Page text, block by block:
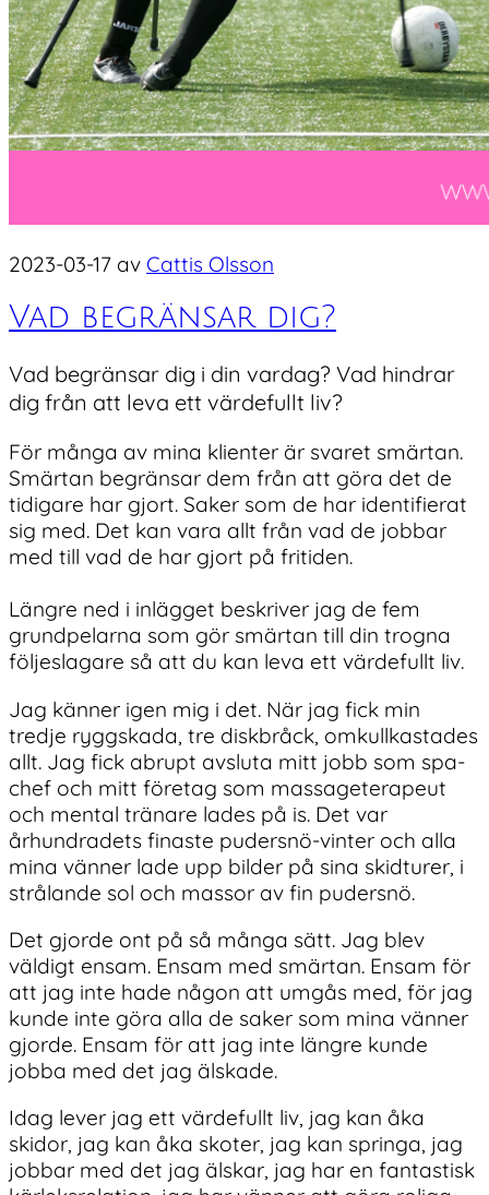
2023-03-17 av Cattis Olsson
Vad begränsar dig?
Vad begränsar dig i din vardag? Vad hindrar
dig från att leva ett värdefullt liv?
För många av mina klienter är svaret smärtan.
Smärtan begränsar dem från att göra det de
tidigare har gjort. Saker som de har identifierat
sig med. Det kan vara allt från vad de jobbar
med till vad de har gjort på fritiden.
Längre ned i inlägget beskriver jag de fem
grundpelarna som gör smärtan till din trogna
följeslagare så att du kan leva ett värdefullt liv.
Jag känner igen mig i det. När jag fick min
tredje ryggskada, tre diskbråck, omkullkastades
allt. Jag fick abrupt avsluta mitt jobb som spa-
chef och mitt företag som massageterapeut
och mental tränare lades på is. Det var
århundradets finaste pudersnö-vinter och alla
mina vänner lade upp bilder på sina skidturer, i
strålande sol och massor av fin pudersnö.
Det gjorde ont på så många sätt. Jag blev
väldigt ensam. Ensam med smärtan. Ensam för
att jag inte hade någon att umgås med, för jag
kunde inte göra alla de saker som mina vänner
gjorde. Ensam för att jag inte längre kunde
jobba med det jag älskade.
Idag lever jag ett värdefullt liv, jag kan åka
skidor, jag kan åka skoter, jag kan springa, jag
jobbar med det jag älskar, jag har en fantastisk